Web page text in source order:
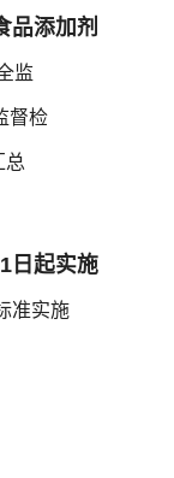
品添加剂
监
督检
总
日起实施
准实施